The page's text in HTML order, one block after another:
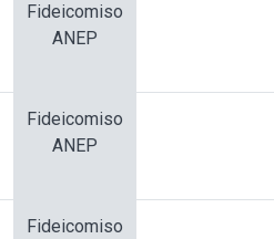
Fideicomiso
ANEP
Fideicomiso
ANEP
Fideicomiso